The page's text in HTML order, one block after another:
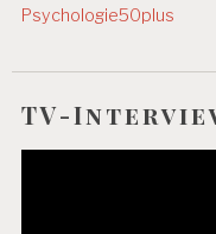
Psychologie50plus
TV-